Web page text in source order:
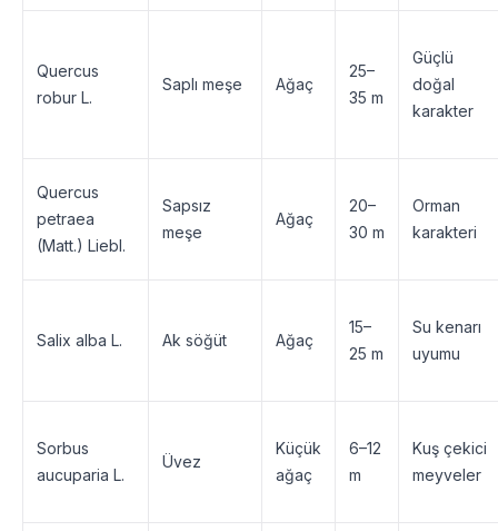
Quercus
robur L.
Saplı meşe Ağaç
25–
35 m
Güçlü
doğal
karakter
Quercus
petraea
(Matt.) Liebl.
Sapsız
meşe
Ağaç
20–
30 m
Orman
karakteri
Salix alba L. Ak söğüt Ağaç
15–
25 m
Su kenarı
uyumu
Sorbus
aucuparia L.
Üvez
Küçük
ağaç
6–12
m
Kuş çekici
meyveler